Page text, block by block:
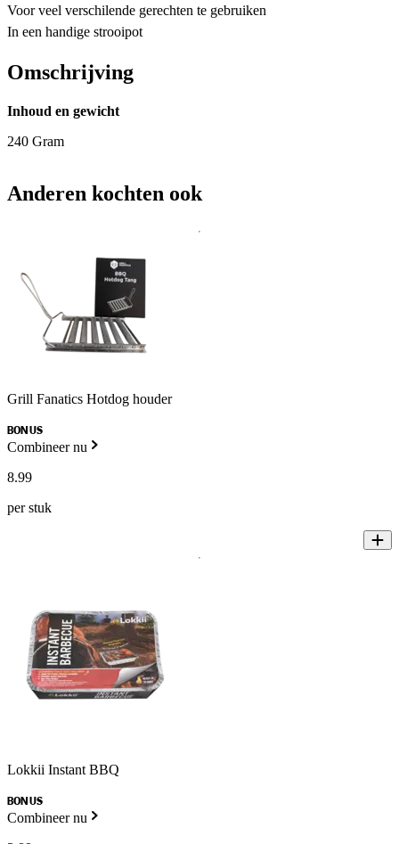
Voor veel verschilende gerechten te gebruiken
In een handige strooipot
Omschrijving
Inhoud en gewicht
240 Gram
Anderen kochten ook
Grill Fanatics Hotdog houder
BONUS
Combineer nu
8.99
per stuk
Lokkii Instant BBQ
BONUS
Combineer nu